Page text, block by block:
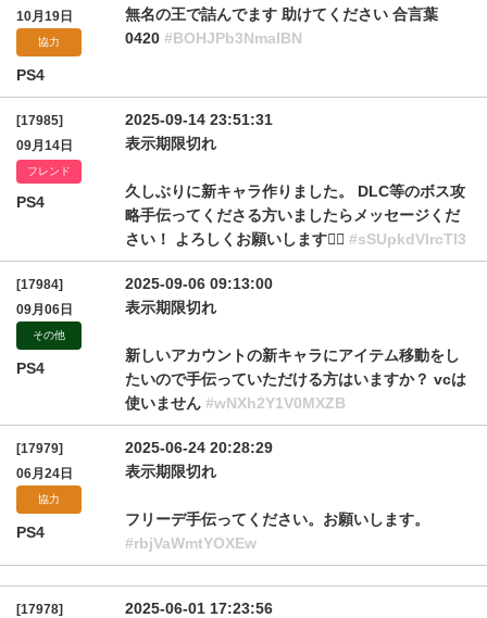
10月19日
協力
PS4
無名の王で詰んでます 助けてください 合言葉
0420 #BOHJPb3NmalBN
[17985]
09月14日
フレンド
PS4
2025-09-14 23:51:31
表示期限切れ
久しぶりに新キャラ作りました。 DLC等のボス攻
略手伝ってくださる方いましたらメッセージくだ
さい！ よろしくお願いします🙇‍♂️ #sSUpkdVlrcTl3
[17984]
09月06日
その他
PS4
2025-09-06 09:13:00
表示期限切れ
新しいアカウントの新キャラにアイテム移動をし
たいので手伝っていただける方はいますか？ vcは
使いません #wNXh2Y1V0MXZB
[17979]
06月24日
協力
PS4
2025-06-24 20:28:29
表示期限切れ
フリーデ手伝ってください。お願いします。
#rbjVaWmtYOXEw
[17978]
2025-06-01 17:23:56